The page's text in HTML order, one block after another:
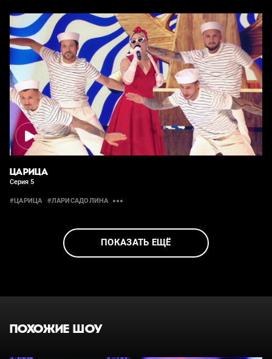
ЦАРИЦА
Серия 5
#ЦАРИЦА #ЛАРИСАДОЛИНА
ПОКАЗАТЬ ЕЩЁ
ПОХОЖИЕ ШОУ